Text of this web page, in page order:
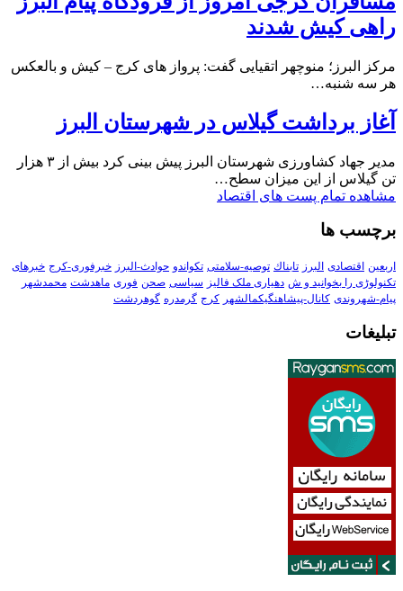
راهی کیش شدند
مرکز البرز؛ منوچهر اتقیایی گفت: پرواز های کرج – کیش و بالعکس
هر سه شنبه…
آغاز برداشت گیلاس در شهرستان البرز
مدیر جهاد کشاورزی شهرستان البرز پیش بینی کرد بیش از ۳ هزار
تن گیلاس از این میزان سطح…
مشاهده تمام پست های اقتصاد
برچسب ها
اربعین اقتصادی البرز تابناك توصیه-سلامتی تکواندو حوادث-البرز خبرفوری-کرج خبرهای
تکنولوڑی را بخوانید و ش دهیاری ملک فالیز سیاسی صحن فوری ماهدشت محمدشهر
پیام-شهروندی کانال-پیشاهنگیکمالشهر کرج گرمدره گوهردشت
تبلیغات